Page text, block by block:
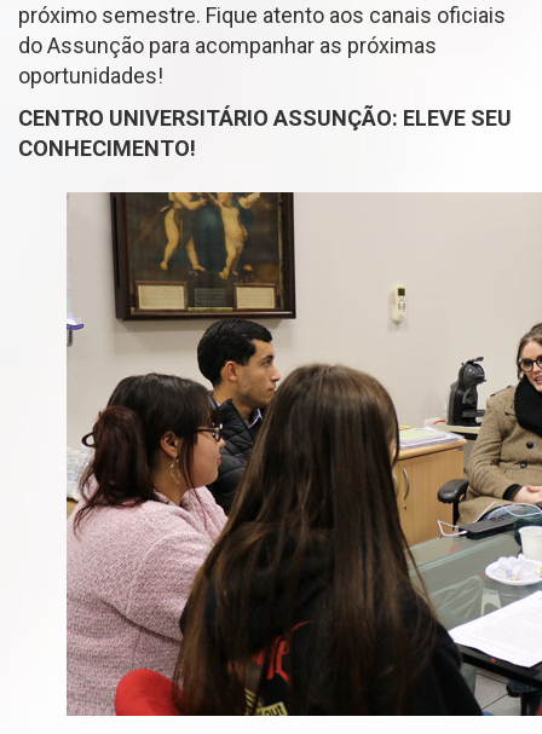
próximo semestre. Fique atento aos canais oficiais
do Assunção para acompanhar as próximas
oportunidades!
CENTRO UNIVERSITÁRIO ASSUNÇÃO: ELEVE SEU
CONHECIMENTO!